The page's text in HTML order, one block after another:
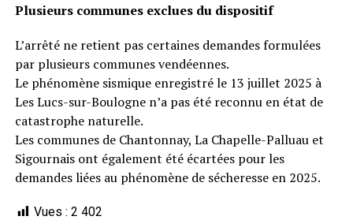
Plusieurs communes exclues du dispositif
L’arrêté ne retient pas certaines demandes formulées
par plusieurs communes vendéennes.
Le phénomène sismique enregistré le 13 juillet 2025 à
Les Lucs-sur-Boulogne n’a pas été reconnu en état de
catastrophe naturelle.
Les communes de Chantonnay, La Chapelle-Palluau et
Sigournais ont également été écartées pour les
demandes liées au phénomène de sécheresse en 2025.
Vues : 2 402